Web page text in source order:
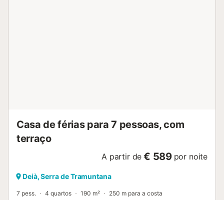
Casa de férias para 7 pessoas, com
terraço
A partir de € 589 por noite
Deià, Serra de Tramuntana
7 pess. 4 quartos 190 m² 250 m para a costa